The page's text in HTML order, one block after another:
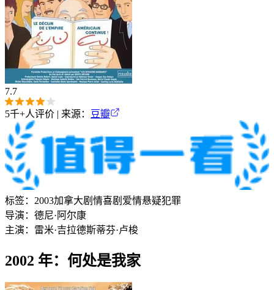
7.7
5千+人评价 | 来源： 豆瓣
标签： 2003加拿大剧情喜剧 爱情悬疑犯罪
导演： 德尼·阿尔康
主演： 雷米·吉拉德斯蒂芬·卢梭
2002 年：何处是我家